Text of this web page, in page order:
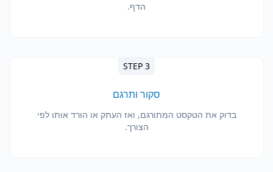
הדף.
STEP 3
סקור ותרגם
בדוק את הטקסט המתורגם, ואז העתק או הורד אותו לפי
הצורך.